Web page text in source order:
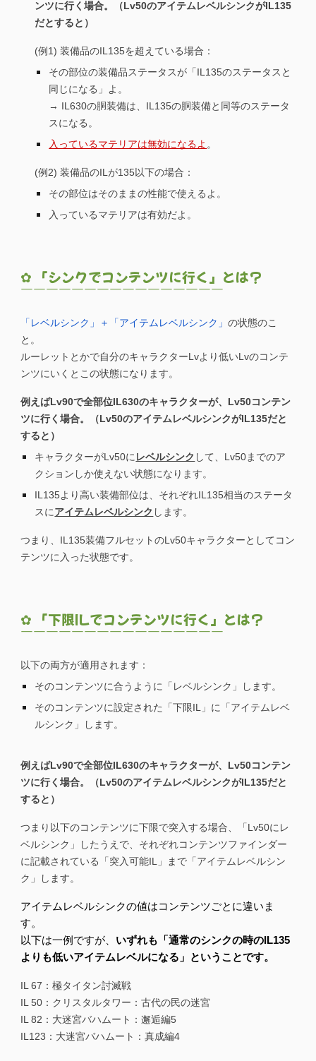
ンツに行く場合。（Lv50のアイテムレベルシンクがIL135
だとすると）
(例1) 装備品のIL135を超えている場合：
その部位の装備品ステータスが「IL135のステータスと
同じになる」よ。
→ IL630の胴装備は、IL135の胴装備と同等のステータ
スになる。
入っているマテリアは無効になるよ 。
(例2) 装備品のILが135以下の場合：
その部位はそのままの性能で使えるよ。
入っているマテリアは有効だよ。
✿ 「シンクでコンテンツに行く」とは？
￣￣￣￣￣￣￣￣￣￣￣￣￣￣￣￣
「レベルシンク」＋「アイテムレベルシンク」の状態のこ
と。
ルーレットとかで自分のキャラクターLvより低いLvのコンテ
ンツにいくとこの状態になります。
例えばLv90で全部位IL630のキャラクターが、Lv50コンテン
ツに行く場合。（Lv50のアイテムレベルシンクがIL135だと
すると）
キャラクターがLv50に レベルシンク して、Lv50までのア
クションしか使えない状態になります。
IL135より高い装備部位は、それぞれIL135相当のステータ
スにアイテムレベルシンク します。
つまり、IL135装備フルセットのLv50キャラクターとしてコン
テンツに入った状態です。
✿ 「下限ILでコンテンツに行く」とは？
￣￣￣￣￣￣￣￣￣￣￣￣￣￣￣￣
以下の両方が適用されます：
そのコンテンツに合うように「レベルシンク」します。
そのコンテンツに設定された「下限IL」に「アイテムレベ
ルシンク」します。
例えばLv90で全部位IL630のキャラクターが、Lv50コンテン
ツに行く場合。（Lv50のアイテムレベルシンクがIL135だと
すると）
つまり以下のコンテンツに下限で突入する場合、「Lv50にレ
ベルシンク」したうえで、それぞれコンテンツファインダー
に記載されている「突入可能IL」まで「アイテムレベルシン
ク」します。
アイテムレベルシンクの値はコンテンツごとに違いま
す。
以下は一例ですが、 いずれも「通常のシンクの時のIL135
よりも低いアイテムレベルになる」ということです。
IL 67：極タイタン討滅戦
IL 50：クリスタルタワー：古代の民の迷宮
IL 82：大迷宮バハムート：邂逅編5
IL123：大迷宮バハムート：真成編4